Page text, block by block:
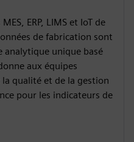
ERP, LIMS et IoT de
de fabrication sont
analytique unique basé
aux équipes
qualité et de la gestion
pour les indicateurs de